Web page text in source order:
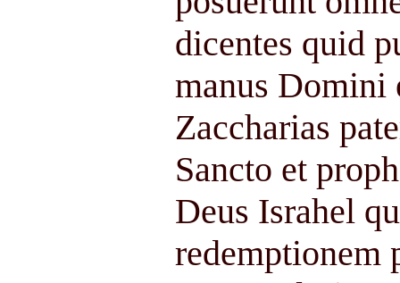
dicentes quid
manus Domini
Zaccharias
Sancto et
Deus Israhel
redemptionem